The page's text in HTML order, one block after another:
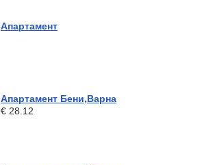
Апартамент
Апартамент Бени,Варна
€ 28.12